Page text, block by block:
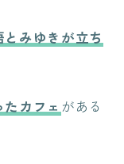
とみゆきが立ち
カフェ がある